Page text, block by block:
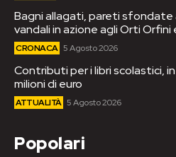
Bagni allagati, pareti sfondate
vandali in azione agli Orti Orfini
CRONACA 5 Agosto 2026
Contributi per i libri scolastici,
milioni di euro
ATTUALITÀ 5 Agosto 2026
Popolari